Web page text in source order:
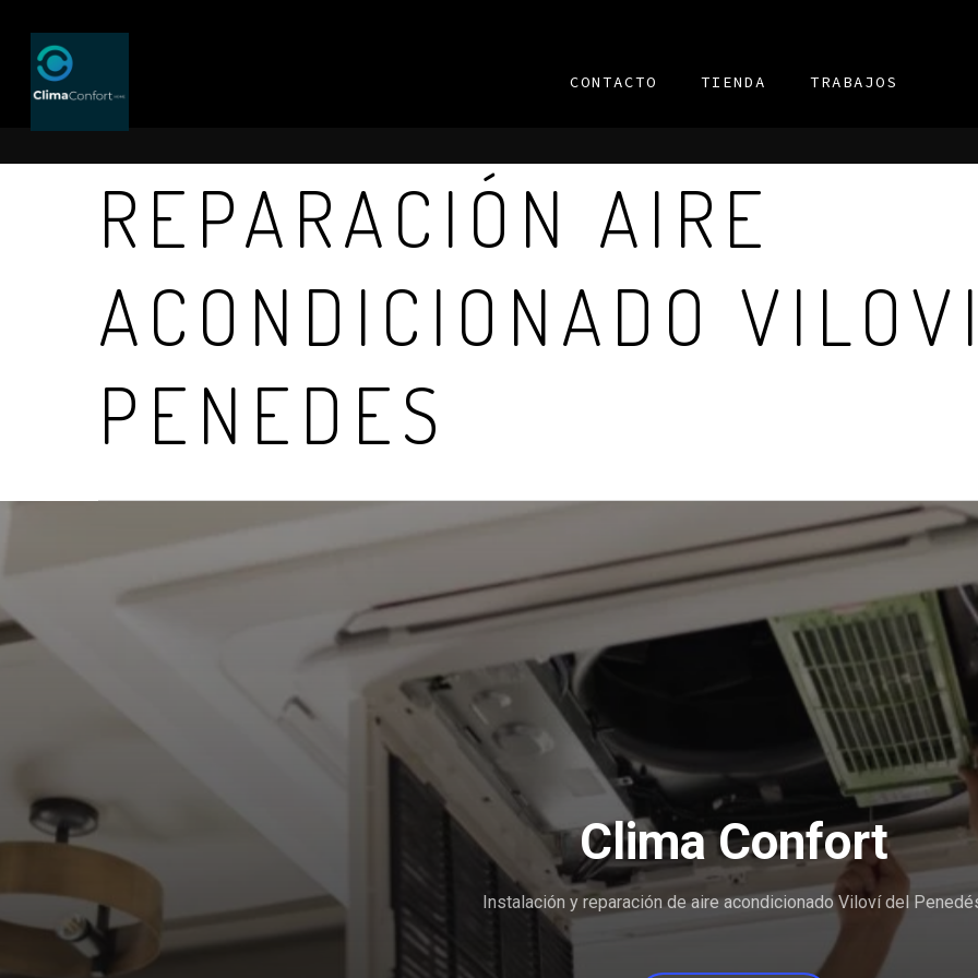
CONTACTO TIENDA TRABAJOS
REPARACIÓN AIRE
ACONDICIONADO
PENEDES
Clima Confort
Instalación y reparación de aire acondicionado Viloví del